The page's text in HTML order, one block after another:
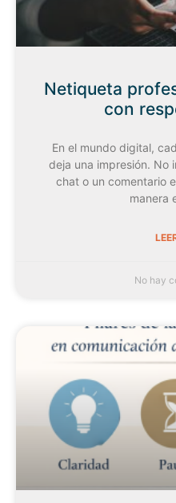
Netiqueta
con
En el mundo digital,
deja una impresión. No
chat o un comentario
manera
No hay